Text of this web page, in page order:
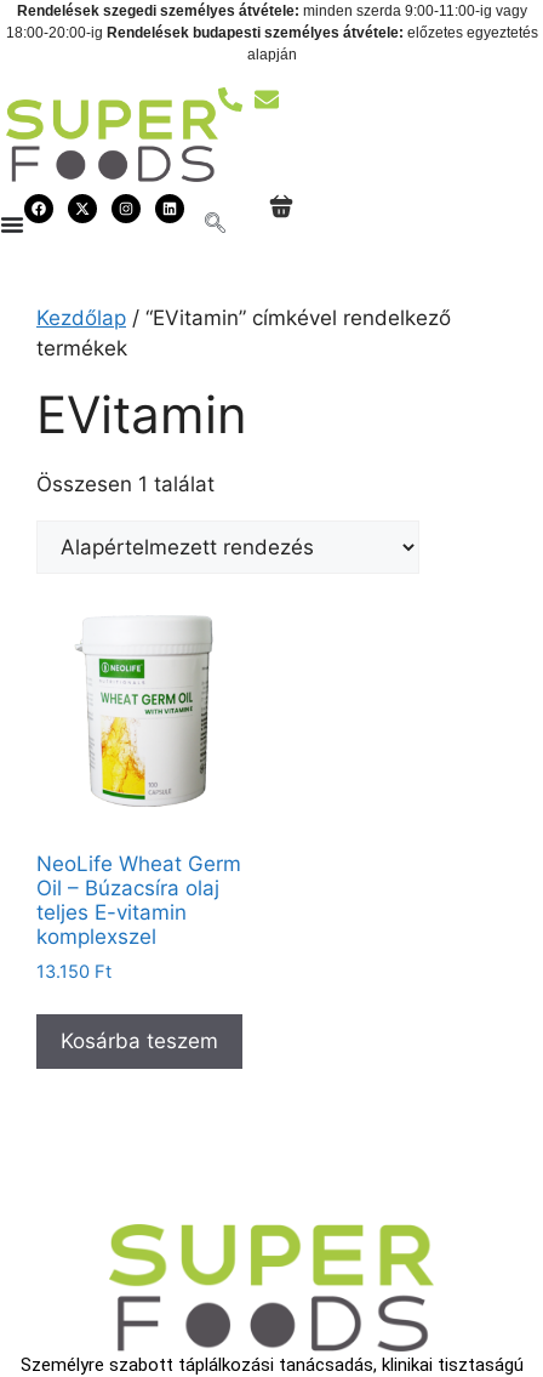
Rendelések szegedi személyes átvétele: minden szerda 9:00-11:00-ig vagy
18:00-20:00-ig Rendelések budapesti személyes átvétele: előzetes egyeztetés
alapján
Kezdőlap / “EVitamin” címkével rendelkező
termékek
EVitamin
Összesen 1 találat
NeoLife Wheat Germ
Oil – Búzacsíra olaj
teljes E-vitamin
komplexszel
13.150 Ft
Kosárba teszem
Személyre szabott táplálkozási tanácsadás, klinikai tisztaságú